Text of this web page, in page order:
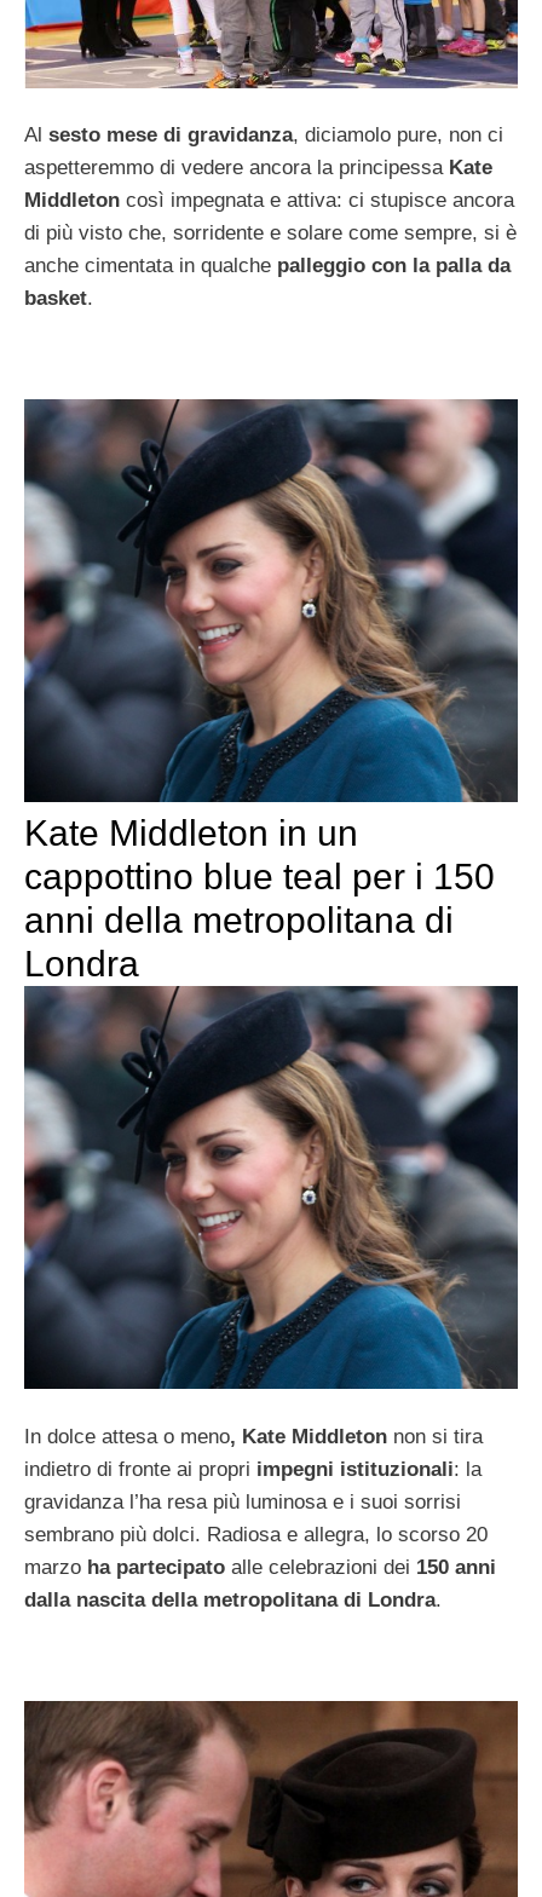
Al sesto mese di gravidanza, diciamolo pure, non ci
aspetteremmo di vedere ancora la principessa Kate
Middleton così impegnata e attiva: ci stupisce ancora
di più visto che, sorridente e solare come sempre, si è
anche cimentata in qualche palleggio con la palla da
basket.
Kate Middleton in un
cappottino blue teal per i 150
anni della metropolitana di
Londra
In dolce attesa o meno, Kate Middleton non si tira
indietro di fronte ai propri impegni istituzionali: la
gravidanza l’ha resa più luminosa e i suoi sorrisi
sembrano più dolci. Radiosa e allegra, lo scorso 20
marzo ha partecipato alle celebrazioni dei 150 anni
dalla nascita della metropolitana di Londra.